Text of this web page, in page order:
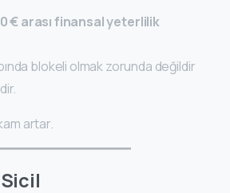
€ arası finansal yeterlilik
blokeli olmak zorunda değildir
artar.